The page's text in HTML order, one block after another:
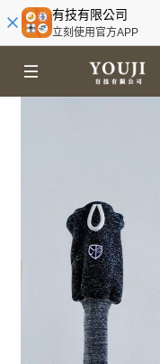
有技有限公司
立刻使用官方APP